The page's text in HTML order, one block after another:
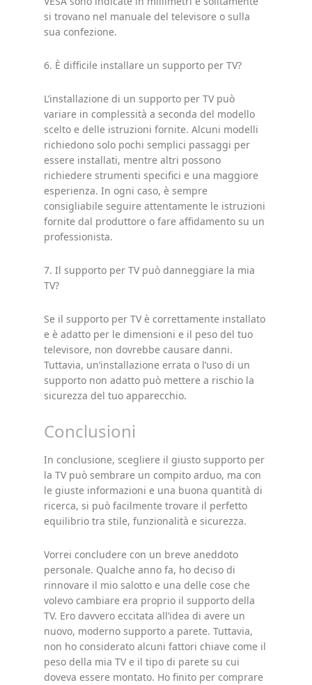
si trovano nel manuale del televisore o sulla
sua confezione.
6. È difficile installare un supporto per TV?
L’installazione di un supporto per TV può
variare in complessità a seconda del modello
scelto e delle istruzioni fornite. Alcuni modelli
richiedono solo pochi semplici passaggi per
essere installati, mentre altri possono
richiedere strumenti specifici e una maggiore
esperienza. In ogni caso, è sempre
consigliabile seguire attentamente le istruzioni
fornite dal produttore o fare affidamento su un
professionista.
7. Il supporto per TV può danneggiare la mia
TV?
Se il supporto per TV è correttamente installato
e è adatto per le dimensioni e il peso del tuo
televisore, non dovrebbe causare danni.
Tuttavia, un’installazione errata o l’uso di un
supporto non adatto può mettere a rischio la
sicurezza del tuo apparecchio.
Conclusioni
In conclusione, scegliere il giusto supporto per
la TV può sembrare un compito arduo, ma con
le giuste informazioni e una buona quantità di
ricerca, si può facilmente trovare il perfetto
equilibrio tra stile, funzionalità e sicurezza.
Vorrei concludere con un breve aneddoto
personale. Qualche anno fa, ho deciso di
rinnovare il mio salotto e una delle cose che
volevo cambiare era proprio il supporto della
TV. Ero davvero eccitata all’idea di avere un
nuovo, moderno supporto a parete. Tuttavia,
non ho considerato alcuni fattori chiave come il
peso della mia TV e il tipo di parete su cui
doveva essere montato. Ho finito per comprare